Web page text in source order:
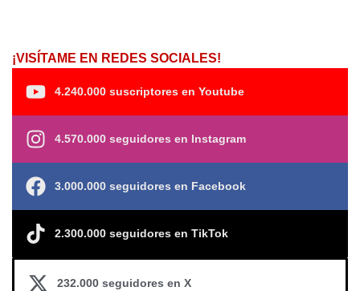
¡VISÍTAME EN REDES SOCIALES!
4.240.000 suscriptores en Youtube
4.570.000 seguidores en Instagram
3.000.000 seguidores en Facebook
2.300.000 seguidores en TikTok
232.000 seguidores en X